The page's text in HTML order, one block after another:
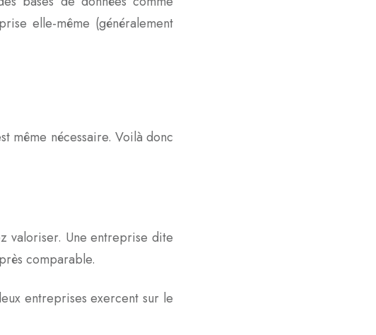
elle-même (généralement
même nécessaire. Voilà donc
valoriser. Une entreprise dite
comparable.
entreprises exercent sur le